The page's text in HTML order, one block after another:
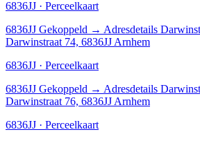
6836JJ · Perceelkaart
6836JJ Gekoppeld → Adresdetails
Darwinstraat 74, 6836JJ Arnhem
6836JJ · Perceelkaart
6836JJ Gekoppeld → Adresdetails
Darwinstraat 76, 6836JJ Arnhem
6836JJ · Perceelkaart